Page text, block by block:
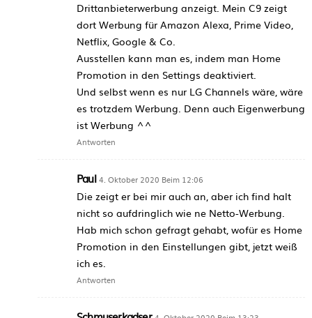
Drittanbieterwerbung anzeigt. Mein C9 zeigt
dort Werbung für Amazon Alexa, Prime Video,
Netflix, Google & Co.
Ausstellen kann man es, indem man Home
Promotion in den Settings deaktiviert.
Und selbst wenn es nur LG Channels wäre, wäre
es trotzdem Werbung. Denn auch Eigenwerbung
ist Werbung ^^
Antworten
Paul 4. Oktober 2020 Beim 12:06
Die zeigt er bei mir auch an, aber ich find halt
nicht so aufdringlich wie ne Netto-Werbung.
Hab mich schon gefragt gehabt, wofür es Home
Promotion in den Einstellungen gibt, jetzt weiß
ich es.
Antworten